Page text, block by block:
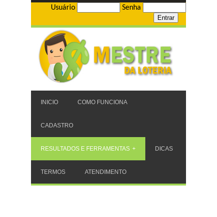
Usuário Senha
INICIO COMO FUNCIONA
CADASTRO
RESULTADOS E FERRAMENTAS DICAS
TERMOS ATENDIMENTO